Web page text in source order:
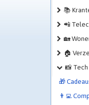
📚
📲
🏡
🏠
📸
🎁
👨‍💻